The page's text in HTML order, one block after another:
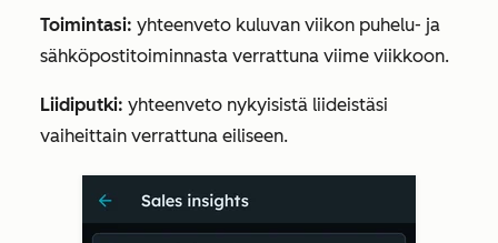
Toimintasi: yhteenveto kuluvan viikon puhelu- ja
sähköpostitoiminnasta verrattuna viime viikkoon.
Liidiputki: yhteenveto nykyisistä liideistäsi
vaiheittain verrattuna eiliseen.